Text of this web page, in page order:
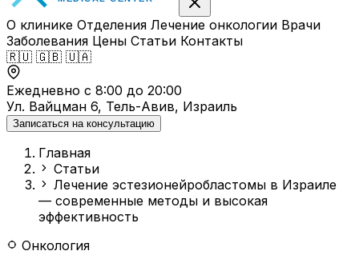
О клинике Отделения Лечение онкологии Врачи
Заболевания Цены Статьи Контакты
🇷🇺 🇬🇧 🇺🇦
Ежедневно с 8:00 до 20:00
Ул. Вайцман 6, Тель-Авив, Израиль
Записаться на консультацию
Главная
Статьи
Лечение эстезионейробластомы в Израиле
— современные методы и высокая
эффективность
Онкология